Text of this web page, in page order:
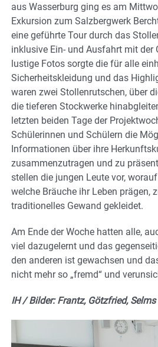
aus Wasserburg ging es am
Exkursion zum Salzbergwerk
eine geführte Tour durch das
inklusive Ein- und Ausfahrt mit der
lustige Fotos sorgte die für alle
Sicherheitskleidung und das
waren zwei Stollenrutschen, über
die tieferen Stockwerke
letzten beiden Tage der
Schülerinnen und Schülern die
Informationen über ihre
zusammenzutragen und zu
stellen die jungen Leute vor,
welche Bräuche ihr Leben prägen,
traditionelles Gewand gekleidet.
Am Ende der Woche hatten alle,
viel dazugelernt und das
den anderen ist gewachsen und
nicht mehr so „fremd“ und
IH / Bilder: Frantz, Götzfried, Selms